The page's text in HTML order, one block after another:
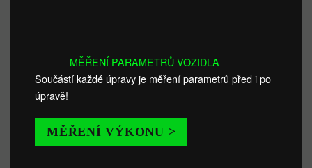
MĚŘENÍ PARAMETRŮ VOZIDLA
Součástí každé úpravy je měření parametrů před i po
úpravě!
MĚŘENÍ VÝKONU >